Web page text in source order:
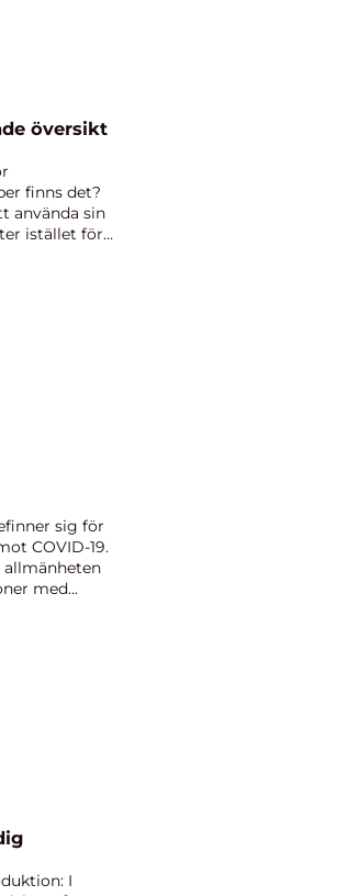
översikt
finns det?
använda sin
istället för
sig för
COVID-19.
med
I